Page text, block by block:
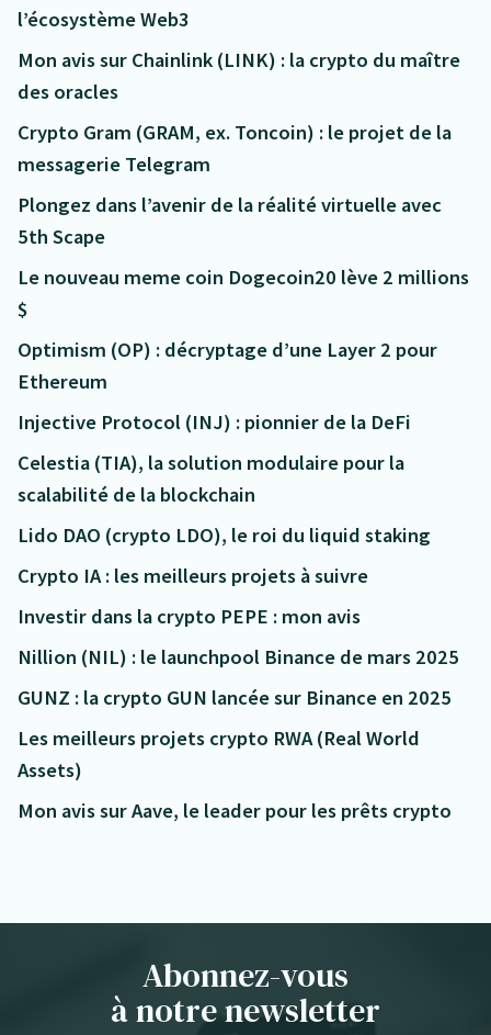
l’écosystème Web3
Mon avis sur Chainlink (LINK) : la crypto du maître
des oracles
Crypto Gram (GRAM, ex. Toncoin) : le projet de la
messagerie Telegram
Plongez dans l’avenir de la réalité virtuelle avec
5th Scape
Le nouveau meme coin Dogecoin20 lève 2 millions
$
Optimism (OP) : décryptage d’une Layer 2 pour
Ethereum
Injective Protocol (INJ) : pionnier de la DeFi
Celestia (TIA), la solution modulaire pour la
scalabilité de la blockchain
Lido DAO (crypto LDO), le roi du liquid staking
Crypto IA : les meilleurs projets à suivre
Investir dans la crypto PEPE : mon avis
Nillion (NIL) : le launchpool Binance de mars 2025
GUNZ : la crypto GUN lancée sur Binance en 2025
Les meilleurs projets crypto RWA (Real World
Assets)
Mon avis sur Aave, le leader pour les prêts crypto
Abonnez-vous
à notre newsletter